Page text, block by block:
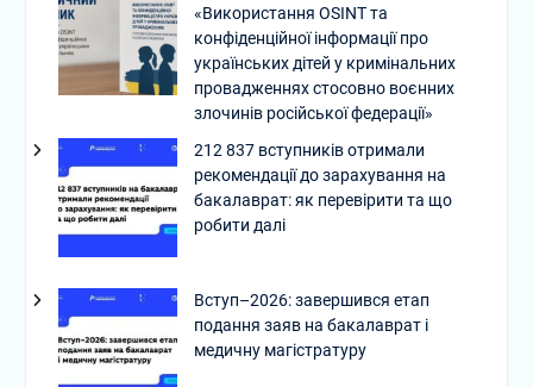
«Використання OSINT та
конфіденційної інформації про
українських дітей у кримінальних
провадженнях стосовно воєнних
злочинів російської федерації»
212 837 вступників отримали
рекомендації до зарахування на
бакалаврат: як перевірити та що
робити далі
Вступ–2026: завершився етап
подання заяв на бакалаврат і
медичну магістратуру